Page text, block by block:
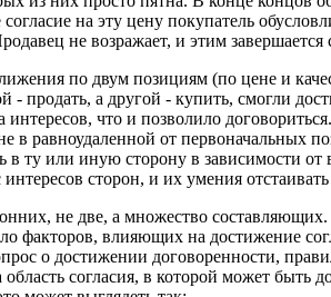
на эту цену покупатель
не возражает, и этим завершается
по двум позициям (по цене и
- продать, а другой - купить, смогли
интересов, что и позволило
в равноудаленной от первоначальных
в ту или иную сторону в зависимости
сторон, и их умения
не две, а множество составляющих.
факторов, влияющих на достижение
о достижении договоренности,
согласия, в которой может быть